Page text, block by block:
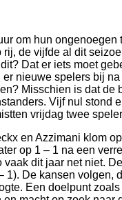
om hun
de vijfde al dit
Dat er iets moet
nieuwe spelers bij
Misschien is dat de
Vijf nul stond
vrijdag twee
en Azzimani klom
op 1 – 1 na een
dit jaar net niet.
De kansen volgen,
Een doelpunt